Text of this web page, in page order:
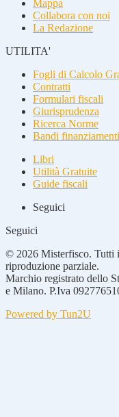
Mappa
Collabora con noi
La Redazione
UTILITA'
Fogli di Calcolo
Contratti
Formulari fiscali
Giurisprudenza
Ricerca Norme
Bandi finanziamenti
Libri
Utilità Gratuite
Guide fiscali
Seguici
Seguici
© 2026 Misterfisco. Tutti
riproduzione parziale.
Marchio registrato dello
e Milano. P.Iva
Powered by Tun2U